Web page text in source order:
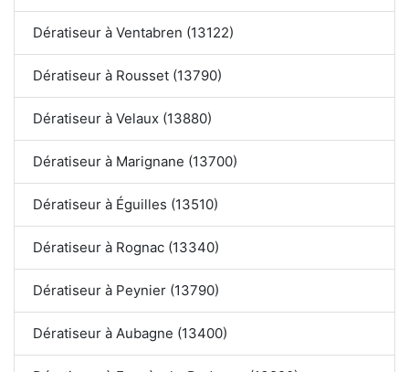
Dératiseur à Ventabren (13122)
Dératiseur à Rousset (13790)
Dératiseur à Velaux (13880)
Dératiseur à Marignane (13700)
Dératiseur à Éguilles (13510)
Dératiseur à Rognac (13340)
Dératiseur à Peynier (13790)
Dératiseur à Aubagne (13400)